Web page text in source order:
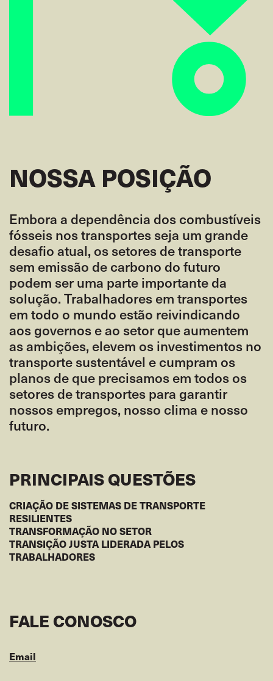
NOSSA POSIÇÃO
Embora a dependência dos combustíveis
fósseis nos transportes seja um grande
desafio atual, os setores de transporte
sem emissão de carbono do futuro
podem ser uma parte importante da
solução. Trabalhadores em transportes
em todo o mundo estão reivindicando
aos governos e ao setor que aumentem
as ambições, elevem os investimentos no
transporte sustentável e cumpram os
planos de que precisamos em todos os
setores de transportes para garantir
nossos empregos, nosso clima e nosso
futuro.
PRINCIPAIS QUESTÕES
CRIAÇÃO DE SISTEMAS DE TRANSPORTE
RESILIENTES
TRANSFORMAÇÃO NO SETOR
TRANSIÇÃO JUSTA LIDERADA PELOS
TRABALHADORES
FALE CONOSCO
Email